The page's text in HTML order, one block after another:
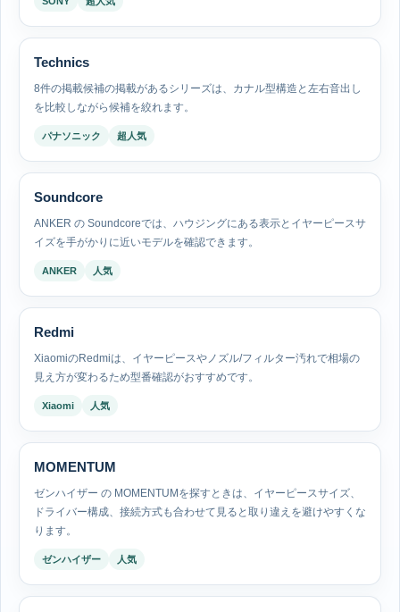
Technics
8件の掲載候補の掲載があるシリーズは、カナル型構造と左右音出し
を比較しながら候補を絞れます。
パナソニック 超人気
Soundcore
ANKER の Soundcoreでは、ハウジングにある表示とイヤーピースサ
イズを手がかりに近いモデルを確認できます。
ANKER 人気
Redmi
XiaomiのRedmiは、イヤーピースやノズル/フィルター汚れで相場の
見え方が変わるため型番確認がおすすめです。
Xiaomi 人気
MOMENTUM
ゼンハイザー の MOMENTUMを探すときは、イヤーピースサイズ、
ドライバー構成、接続方式も合わせて見ると取り違えを避けやすくな
ります。
ゼンハイザー 人気